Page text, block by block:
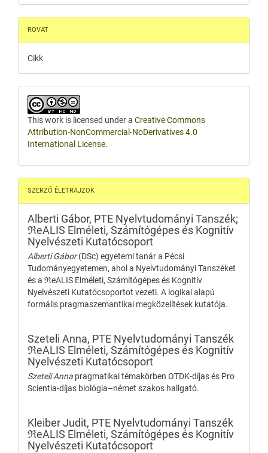
ROVAT
Cikk
This work is licensed under a Creative Commons
Attribution-NonCommercial-NoDerivatives 4.0
International License.
SZERZŐ ÉLETRAJZOK
Alberti Gábor, PTE Nyelvtudományi Tanszék;
ℜeALIS Elméleti, Számítógépes és Kognitív
Nyelvészeti Kutatócsoport
Alberti Gábor(DSc) egyetemi tanár a Pécsi
Tudományegyetemen, ahol a Nyelvtudományi Tanszéket
és a ℜeALIS Elméleti, Számítógépes és Kognitív
Nyelvészeti Kutatócsoportot vezeti. A logikai alapú
formális pragmaszemantikai megközelítések kutatója.
Szeteli Anna, PTE Nyelvtudományi Tanszék
ℜeALIS Elméleti, Számítógépes és Kognitív
Nyelvészeti Kutatócsoport
Szeteli Anna pragmatikai témakörben OTDK-díjas és Pro
Scientia-díjas biológia–német szakos hallgató.
Kleiber Judit, PTE Nyelvtudományi Tanszék
ℜeALIS Elméleti, Számítógépes és Kognitív
Nyelvészeti Kutatócsoport